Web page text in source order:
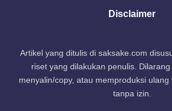
Disclaimer
Artikel yang ditulis di saksake.com
riset yang dilakukan penulis.
menyalin/copy, atau memproduksi ulang
tanpa izin.